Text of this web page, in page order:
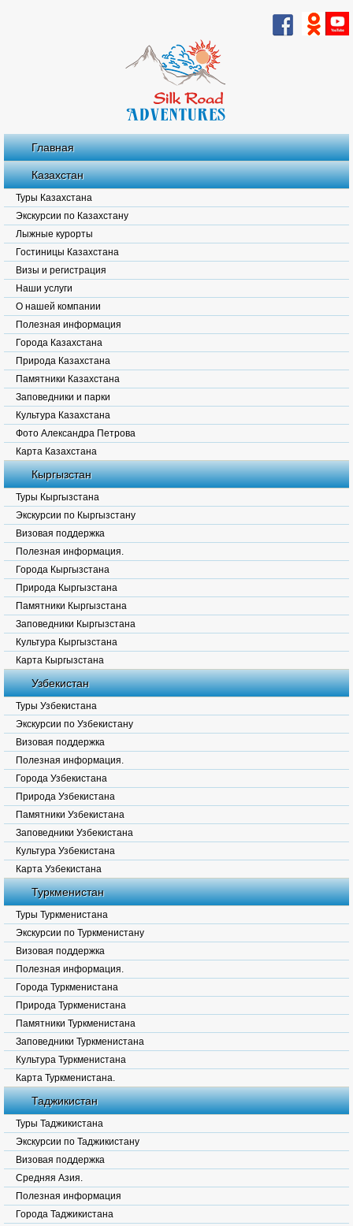
Главная
Казахстан
Туры Казахстана
Экскурсии по Казахстану
Лыжные курорты
Гостиницы Казахстана
Визы и регистрация
Наши услуги
О нашей компании
Полезная информация
Города Казахстана
Природа Казахстана
Памятники Казахстана
Заповедники и парки
Культура Казахстана
Фото Александра Петрова
Карта Казахстана
Кыргызстан
Туры Кыргызстана
Экскурсии по Кыргызстану
Визовая поддержка
Полезная информация.
Города Кыргызстана
Природа Кыргызстана
Памятники Кыргызстана
Заповедники Кыргызстана
Культура Кыргызстана
Карта Кыргызстана
Узбекистан
Туры Узбекистана
Экскурсии по Узбекистану
Визовая поддержка
Полезная информация.
Города Узбекистана
Природа Узбекистана
Памятники Узбекистана
Заповедники Узбекистана
Культура Узбекистана
Карта Узбекистана
Туркменистан
Туры Туркменистана
Экскурсии по Туркменистану
Визовая поддержка
Полезная информация.
Города Туркменистана
Природа Туркменистана
Памятники Туркменистана
Заповедники Туркменистана
Культура Туркменистана
Карта Туркменистана.
Таджикистан
Туры Таджикистана
Экскурсии по Таджикистану
Визовая поддержка
Средняя Азия.
Полезная информация
Города Таджикистана